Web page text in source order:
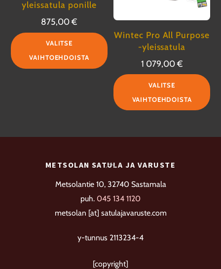
yleissatula ponille
875,00€
VALITSE
VAIHTOEHDOISTA
Tällä
tuotteella
useampi
muunnelma.
Voit
valinnat
sivulla.
Wintec Pro All Purpose
-yleissatula
1 079,00€
VALITSE
VAIHTOEHDOISTA
Back
METSOLAN SATULA JA VARUSTE
Metsolantie 10, 32740 Sastamala
puh. 045 134 1120
metsolan [at] satulajavaruste.com
y-tunnus 2113234-4
[copyright]